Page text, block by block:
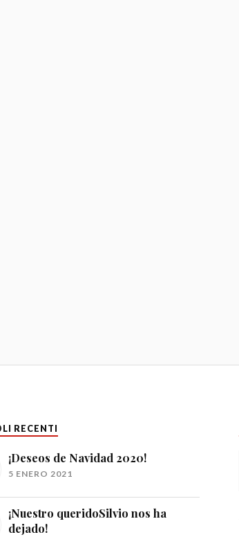
RECENTI
¡Deseos de Navidad 2020!
5 ENERO 2021
¡Nuestro queridoSilvio nos ha
dejado!